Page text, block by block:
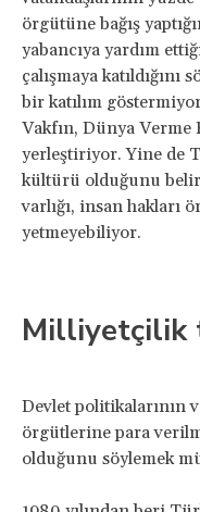
örgütüne bağış
yabancıya yardım
çalışmaya
bir katılım
Vakfın, Dünya
yerleştiriyor. Yine de
kültürü olduğunu
varlığı, insan hakları
yetmeyebiliyor.
Milliyetçilik
Devlet politikalarının
örgütlerine para
olduğunu söylemek